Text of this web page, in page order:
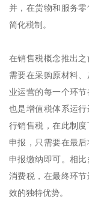
并，在货物和服务
简化税制。
在销售税概念推出
需要在采购原材料
业运营的每一个环
也是增值税体系运
行销售税，在此制
申报，只需要在最
申报缴纳即可。相
消费税，在最终环
效的独特优势。